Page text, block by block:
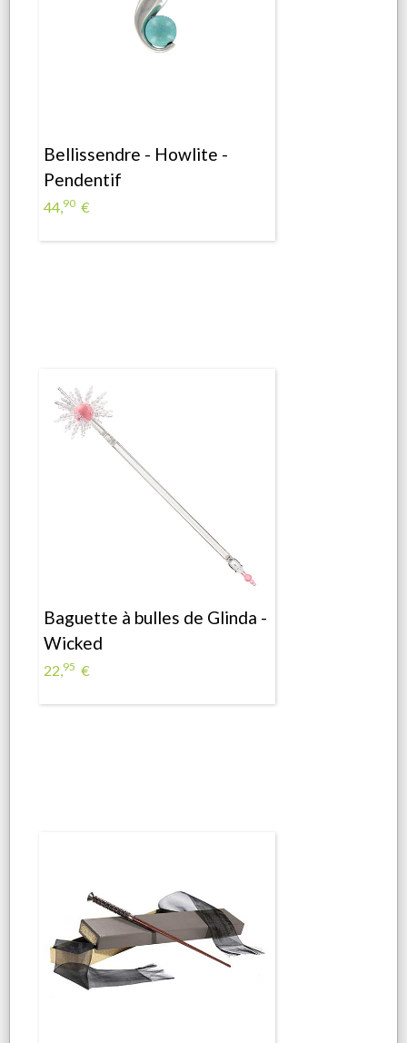
Bellissendre - Howlite -
Pendentif
44, 90 €
Baguette à bulles de Glinda -
Wicked
22, 95 €